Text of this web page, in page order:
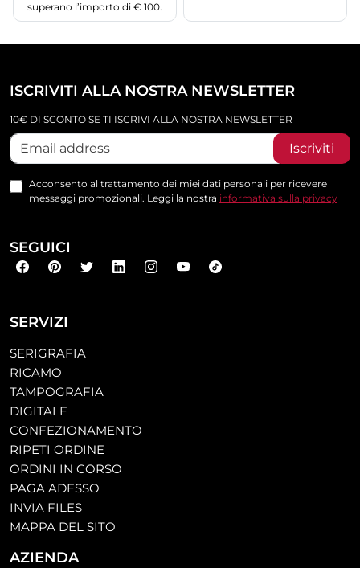
superano l’importo di € 100.
SERVIZI
SERIGRAFIA
RICAMO
TAMPOGRAFIA
DIGITALE
CONFEZIONAMENTO
RIPETI ORDINE
ORDINI IN CORSO
PAGA ADESSO
INVIA FILES
MAPPA DEL SITO
AZIENDA
ISCRIVITI ALLA NOSTRA NEWSLETTER
10€ DI SCONTO SE TI ISCRIVI ALLA NOSTRA NEWSLETTER
Iscriviti
Acconsento al trattamento dei miei dati personali per ricevere
messaggi promozionali. Leggi la nostra informativa sulla privacy
SEGUICI